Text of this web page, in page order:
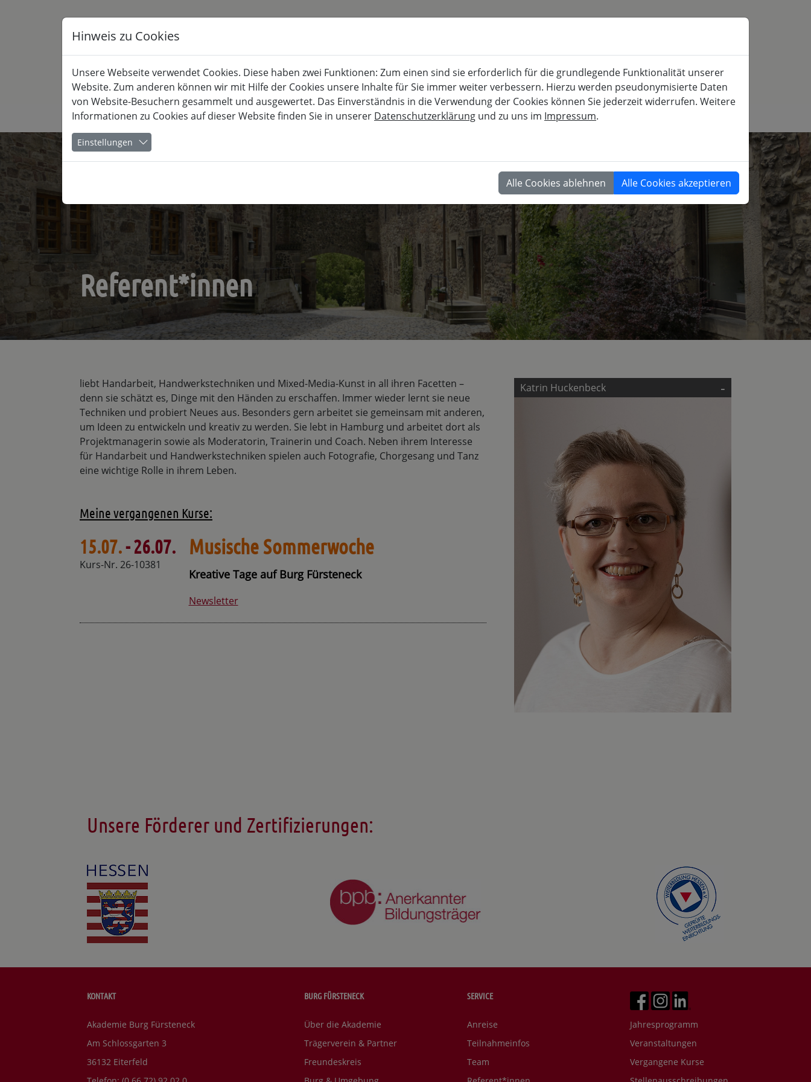
Akademie für musisch-kulturelle, berufliche und gesellschaftspolitische Weiterbildung
KULTUR BERUF GESELLSCHAFT
Referent*innen
liebt Handarbeit, Handwerkstechniken und Mixed-Media-Kunst in all ihren Facetten –
denn sie schätzt es, Dinge mit den Händen zu erschaffen. Immer wieder lernt sie neue
Techniken und probiert Neues aus. Besonders gern arbeitet sie gemeinsam mit anderen,
um Ideen zu entwickeln und kreativ zu werden. Sie lebt in Hamburg und arbeitet dort als
Projektmanagerin sowie als Moderatorin, Trainerin und Coach. Neben ihrem Interesse
für Handarbeit und Handwerkstechniken spielen auch Fotografie, Chorgesang und Tanz
eine wichtige Rolle in ihrem Leben.
Meine vergangenen Kurse:
15.07.- 26.07.
Kurs-Nr. 26-10381
Musische Sommerwoche
Kreative Tage auf Burg Fürsteneck
Newsletter
Katrin Huckenbeck -
Unsere Förderer und Zertifizierungen:
BURG FÜRSTENECK
Über die Akademie
Trägerverein & Partner
Freundeskreis
SERVICE
Anreise
Teilnahmeinfos
Team
Jahresprogramm
Veranstaltungen
Vergangene Kurse
KONTAKT
Akademie Burg Fürsteneck
Am Schlossgarten 3
36132 Eiterfeld
Hinweis zu Cookies
Unsere Webseite verwendet Cookies. Diese haben zwei Funktionen: Zum einen sind sie erforderlich für die grundlegende Funktionalität unserer
Website. Zum anderen können wir mit Hilfe der Cookies unsere Inhalte für Sie immer weiter verbessern. Hierzu werden pseudonymisierte Daten
von Website-Besuchern gesammelt und ausgewertet. Das Einverständnis in die Verwendung der Cookies können Sie jederzeit widerrufen. Weitere
Informationen zu Cookies auf dieser Website finden Sie in unserer Datenschutzerklärung und zu uns im Impressum.
Einstellungen
Alle Cookies ablehnen Alle Cookies akzeptieren